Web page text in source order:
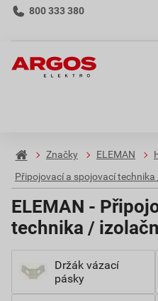
800 333 380
Značky ELEMAN
Připojovací a spojovací technika
ELEMAN -
technika /
Držák vázací
pásky